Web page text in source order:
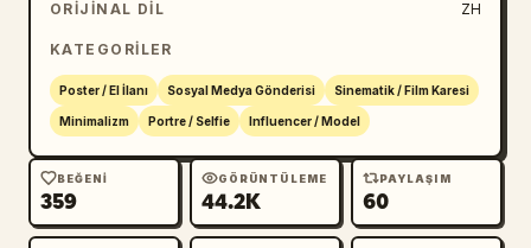
hiyerarşiyi baskılayan, hafif sisin üzerine
bindirilmiş net bir arayüz katmanı gibi
görünür.
Tema:
Havalimanında hızlı adımlarla yürüyen
Dilraba Dilmurat
ORIJINAL DIL ZH
KATEGORILER
Poster / El İlanı Sosyal Medya Gönderisi Sinematik / Film Karesi
Minimalizm Portre / Selfie Influencer / Model
BEĞENI
359
GÖRÜNTÜLEME
44.2K
PAYLAŞIM
60